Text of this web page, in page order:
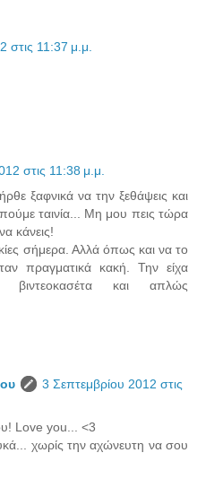
στις 11:37 μ.μ.
στις 11:38 μ.μ.
ξαφνικά να την ξεθάψεις και
ταινία... Μη μου πεις τώρα
κάνεις!
σήμερα. Αλλά όπως και να το
πραγματικά κακή. Την είχα
βιντεοκασέτα και απλώς
3 Σεπτεμβρίου 2012 στις
Love you... <3
χωρίς την αχώνευτη να σου